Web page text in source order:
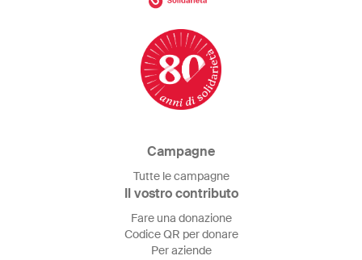
Campagne
Tutte le campagne
Il vostro contributo
Fare una donazione
Codice QR per donare
Per aziende